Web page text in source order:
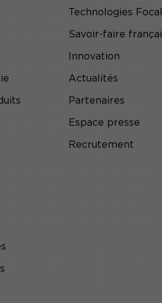
Technologies Focal
Savoir-faire
Innovation
Actualités
Partenaires
Espace presse
Recrutement